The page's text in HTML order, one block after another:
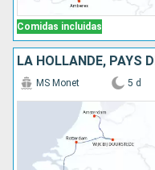
Comidas incluidas
LA HOLLANDE, PAYS
MS Monet 5 d